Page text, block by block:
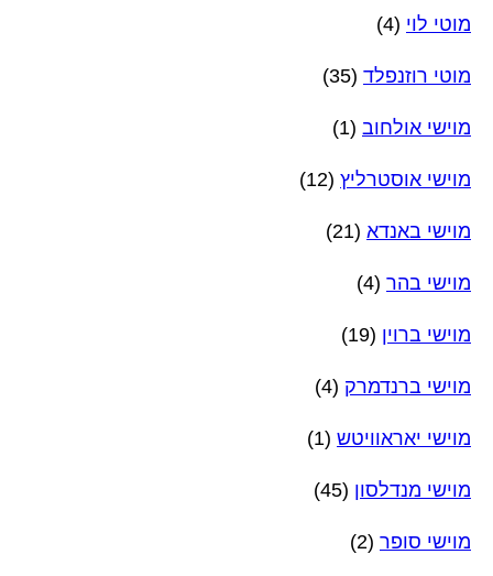
מוטי לוי (4)
מוטי רוזנפלד (35)
מוישי אולחוב (1)
מוישי אוסטרליץ (12)
מוישי באנדא (21)
מוישי בהר (4)
מוישי ברוין (19)
מוישי ברנדמרק (4)
מוישי יאראוויטש (1)
מוישי מנדלסון (45)
מוישי סופר (2)